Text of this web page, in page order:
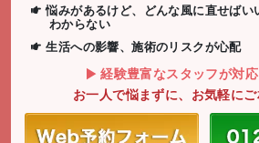
悩みがあるけど、どんな風に直せばい
わからない
生活への影響、施術のリスクが心配
経験豊富なスタッフが対
お一人で悩まずに、お気軽に